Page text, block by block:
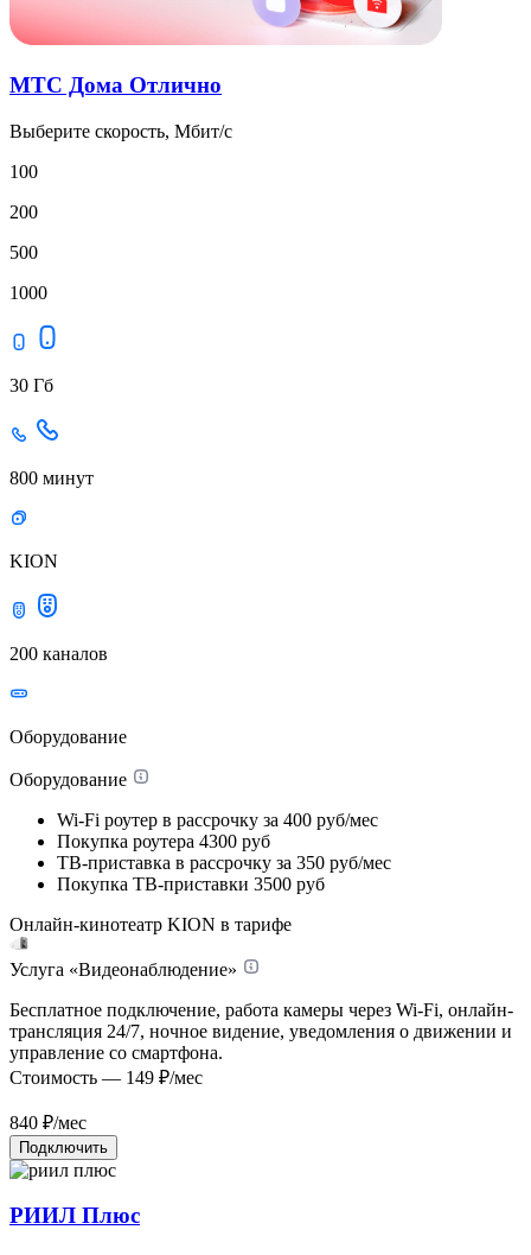
МТС Дома Отлично
Выберите скорость, Мбит/с
100
200
500
1000
30 Гб
800 минут
KION
200 каналов
Оборудование
Оборудование
Wi-Fi роутер в рассрочку за 400 руб/мес
Покупка роутера 4300 руб
ТВ-приставка в рассрочку за 350 руб/мес
Покупка ТВ-приставки 3500 руб
Онлайн-кинотеатр KION в тарифе
Услуга «Видеонаблюдение»
Бесплатное подключение, работа камеры через Wi-Fi, онлайн-
трансляция 24/7, ночное видение, уведомления о движении и
управление со смартфона.
Стоимость — 149 ₽/мес
840 ₽/мес
Подключить
РИИЛ Плюс